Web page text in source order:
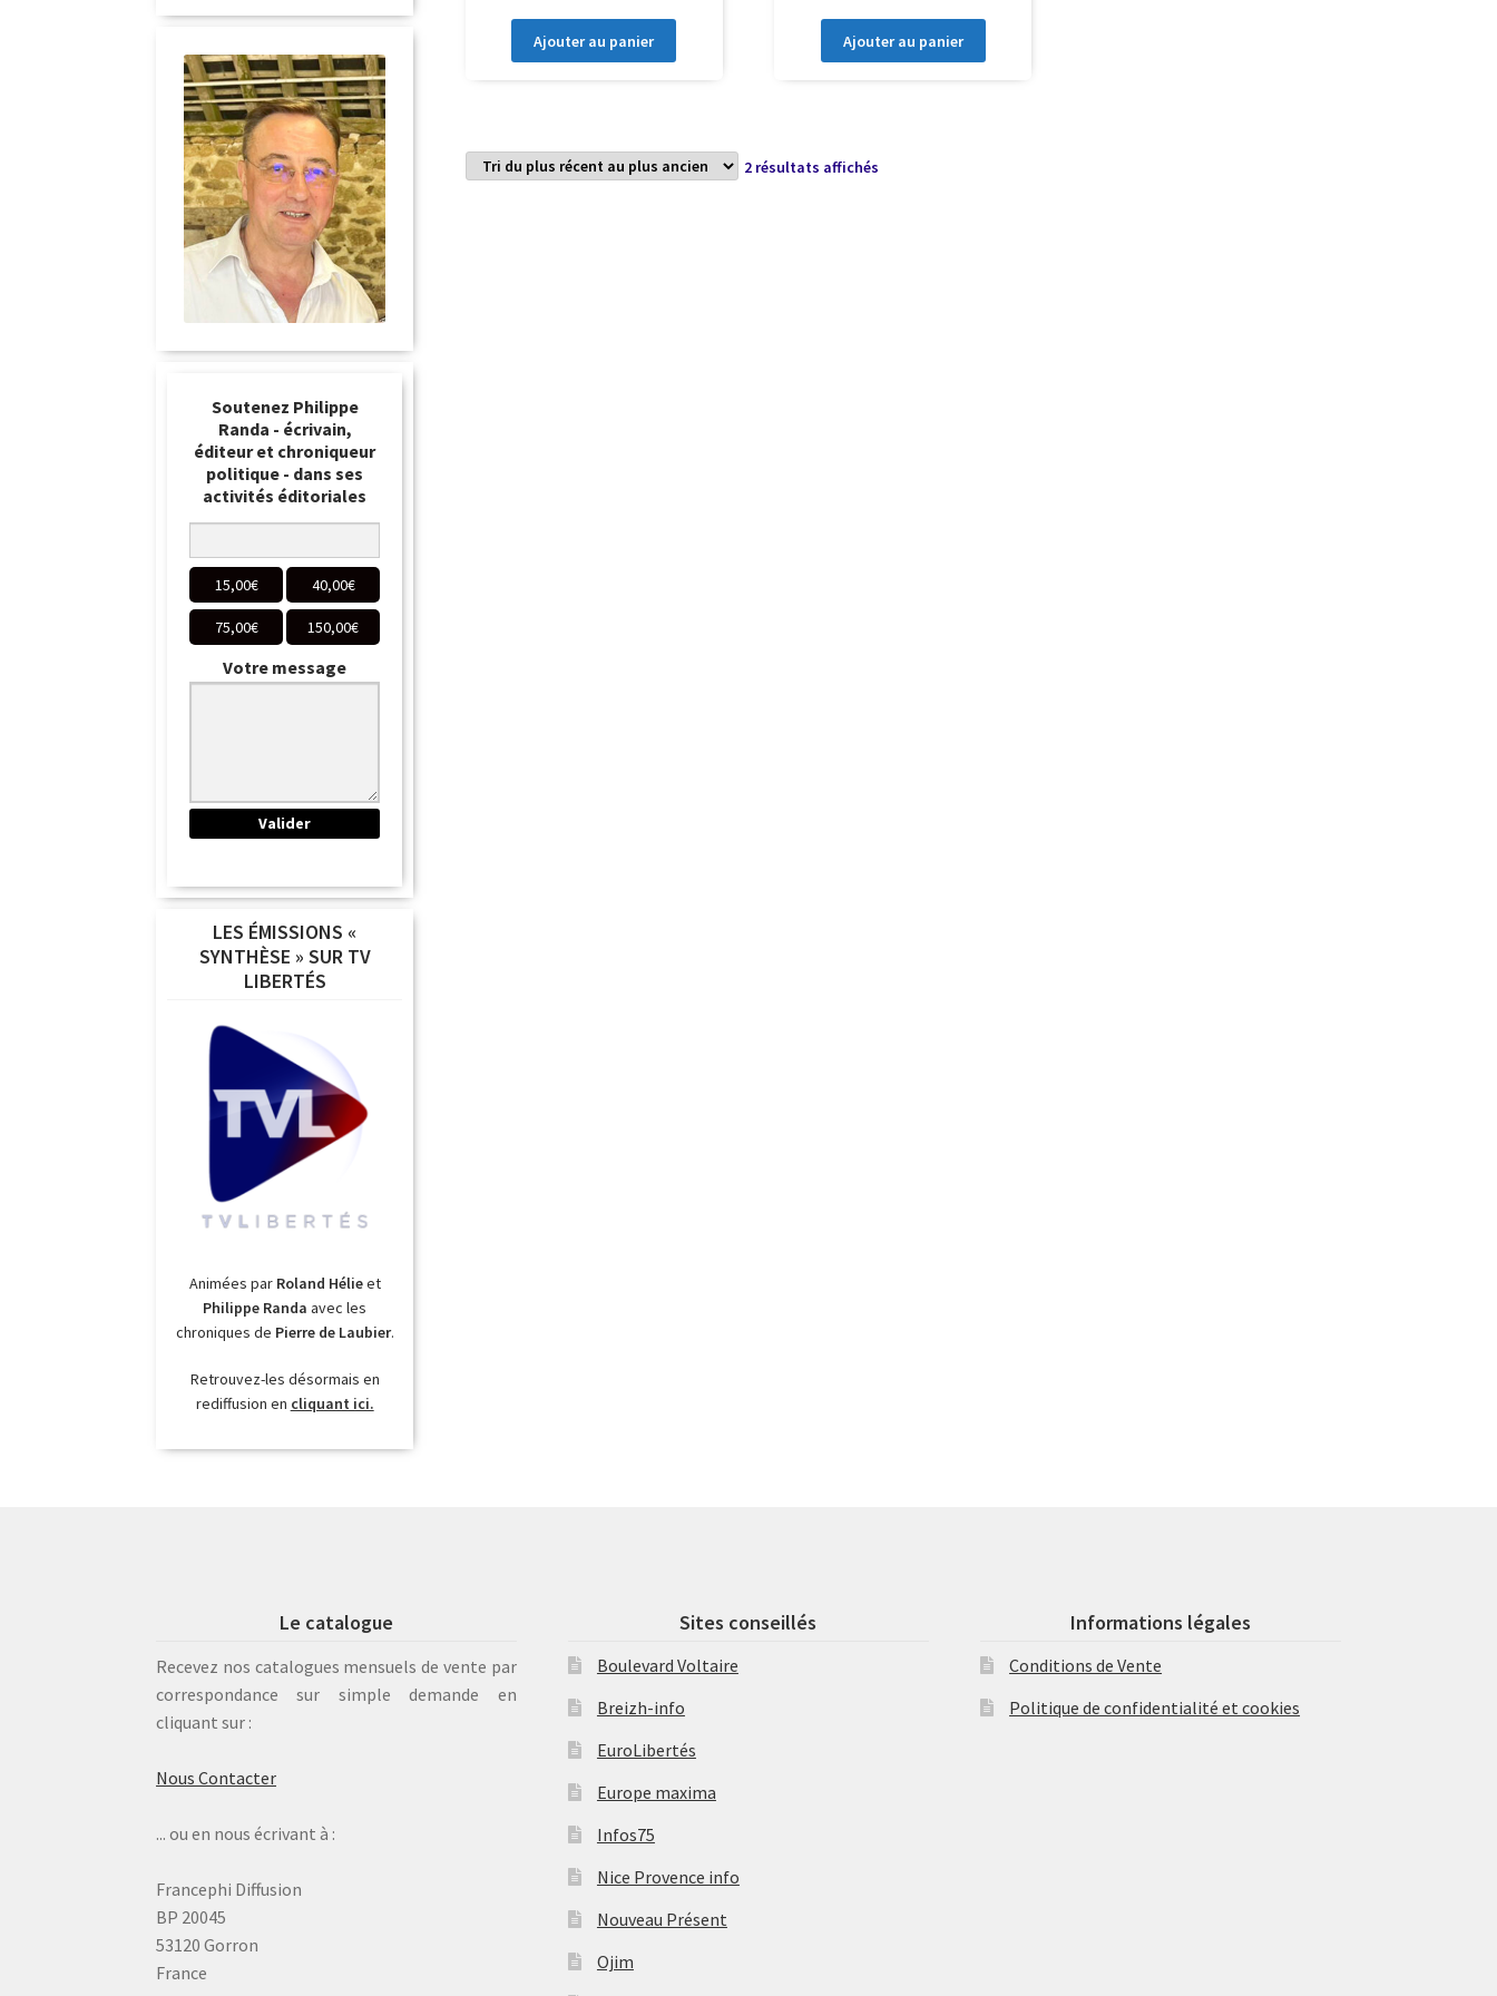
Ajouter au panier Ajouter au panier
2 résultats affichésTrié
Soutenez Philippe
Randa - écrivain,
éditeur et chroniqueur
politique - dans ses
activités éditoriales
15,00€ 40,00€
75,00€ 150,00€
Votre message
LES ÉMISSIONS «
SYNTHÈSE » SUR TV
LIBERTÉS
Animées par Roland Hélieet
Philippe Randa avec les
chroniques de Pierre de Laubier.
Retrouvez-les désormais en
rediffusion en cliquant ici.
Le catalogue
Recevez nos catalogues mensuels de vente par
correspondance sur simple demande en
cliquant sur :
Nous Contacter
... ou en nous écrivant à :
Francephi Diffusion
BP 20045
53120 Gorron
France
Sites conseillés
Boulevard Voltaire
Breizh-info
EuroLibertés
Europe maxima
Infos75
Nice Provence info
Nouveau Présent
Ojim
Informations légales
Conditions de Vente
Politique de confidentialité et cookies